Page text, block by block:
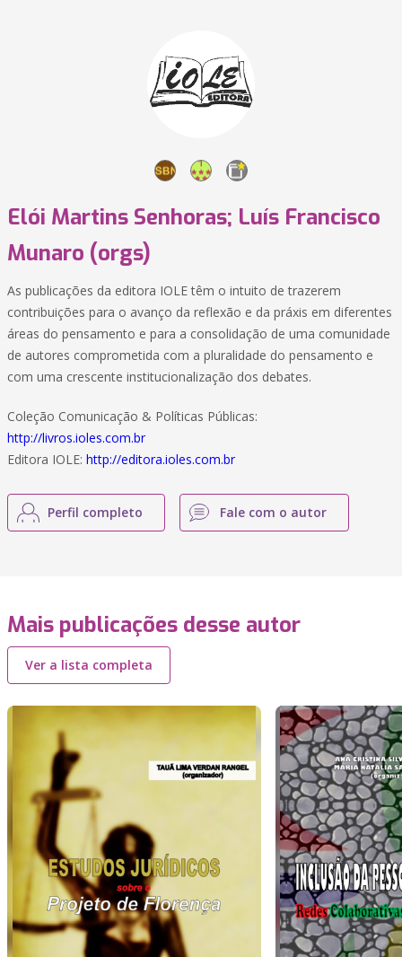
Elói Martins Senhoras; Luís Francisco
Munaro (orgs)
As publicações da editora IOLE têm o intuito de trazerem
contribuições para o avanço da reflexão e da práxis em diferentes
áreas do pensamento e para a consolidação de uma comunidade
de autores comprometida com a pluralidade do pensamento e
com uma crescente institucionalização dos debates.
Coleção Comunicação & Políticas Públicas:
http://livros.ioles.com.br
Editora IOLE: http://editora.ioles.com.br
Perfil completo Fale com o autor
Mais publicações desse autor
Ver a lista completa